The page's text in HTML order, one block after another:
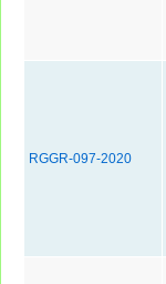
RGGR-097-2020